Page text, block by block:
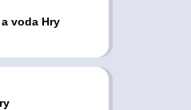
voda Hry